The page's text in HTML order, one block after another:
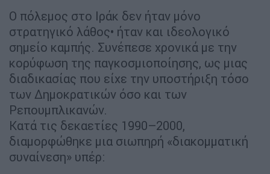
Ο πόλεμος στο Ιράκ δεν ήταν μόνο
στρατηγικό λάθος• ήταν και ιδεολογικό
σημείο καμπής. Συνέπεσε χρονικά με την
κορύφωση της παγκοσμιοποίησης, ως μιας
διαδικασίας που είχε την υποστήριξη τόσο
των Δημοκρατικών όσο και των
Ρεπουμπλικανών.
Κατά τις δεκαετίες 1990–2000,
διαμορφώθηκε μια σιωπηρή «διακομματική
συναίνεση» υπέρ: